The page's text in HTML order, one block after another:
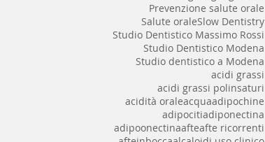
Prevenzione salute orale
Salute oraleSlow Dentistry
Studio Dentistico Massimo Rossi
Studio Dentistico Modena
Studio dentistico a Modena
acidi grassi
acidi grassi polinsaturi
acidità oraleacquaadipochine
adipocitiadiponectina
adipoonectinaafteafte ricorrenti